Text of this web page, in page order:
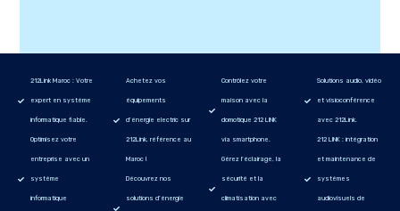
212Link Maroc : Votre
expert en système
informatique fiable.
Optimisez votre
entreprise avec un
système
informatique
Achetez vos
équipements
d’énergie electric sur
212Link, référence au
Maroc !
Découvrez nos
solutions d’énergie
Contrôlez votre
maison avec la
domotique 212 LINK
via smartphone.
Gérez l’éclairage, la
sécurité et la
climatisation avec
Solutions audio, vidéo
et visioconférence
avec 212Link.
212 LINK : intégration
et maintenance de
systèmes
audiovisuels de